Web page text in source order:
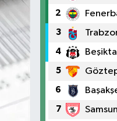
2
3
4
5
6
7